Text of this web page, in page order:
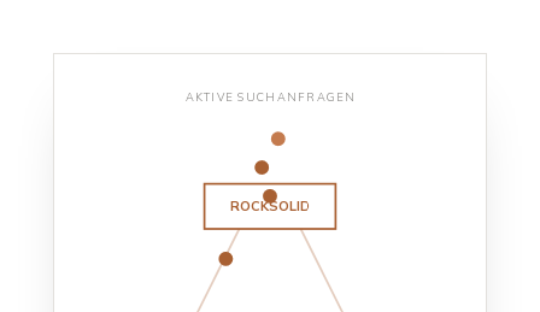
AKTIVE SUCHANFRAGEN
ROCKSOLID